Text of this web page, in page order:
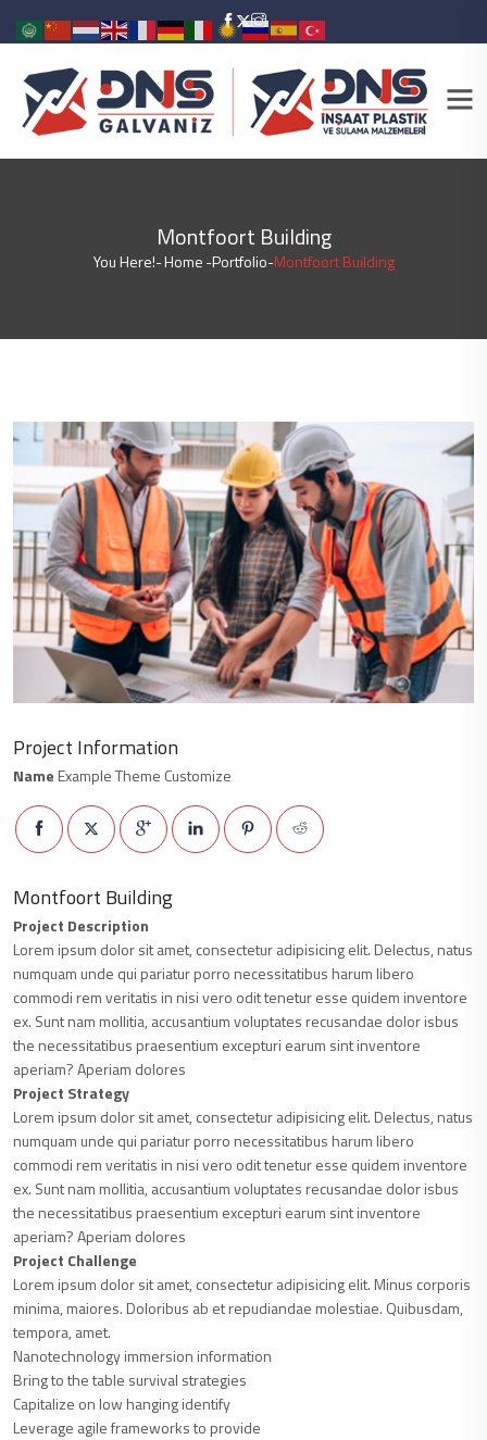
Montfoort Building
You Here!-Home-Portfolio-Montfoort Building
Project Information
Name Example Theme Customize
Montfoort Building
Project Description
Lorem ipsum dolor sit amet, consectetur adipisicing elit. Delectus, natus
numquam unde qui pariatur porro necessitatibus harum libero
commodi rem veritatis in nisi vero odit tenetur esse quidem inventore
ex. Sunt nam mollitia, accusantium voluptates recusandae dolor isbus
the necessitatibus praesentium excepturi earum sint inventore
aperiam? Aperiam dolores
Project Strategy
Lorem ipsum dolor sit amet, consectetur adipisicing elit. Delectus, natus
numquam unde qui pariatur porro necessitatibus harum libero
commodi rem veritatis in nisi vero odit tenetur esse quidem inventore
ex. Sunt nam mollitia, accusantium voluptates recusandae dolor isbus
the necessitatibus praesentium excepturi earum sint inventore
aperiam? Aperiam dolores
Project Challenge
Lorem ipsum dolor sit amet, consectetur adipisicing elit. Minus corporis
minima, maiores. Doloribus ab et repudiandae molestiae. Quibusdam,
tempora, amet.
Nanotechnology immersion information
Bring to the table survival strategies
Capitalize on low hanging identify
Leverage agile frameworks to provide